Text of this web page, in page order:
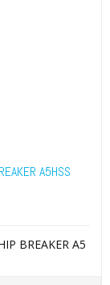
A5HSS
BREAKER A5